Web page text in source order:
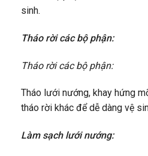
sinh.
Tháo rời các bộ phận:
Tháo rời các bộ phận:
Tháo lưới nướng, khay hứng
tháo rời khác để dễ dàng vệ
Làm sạch lưới nướng: